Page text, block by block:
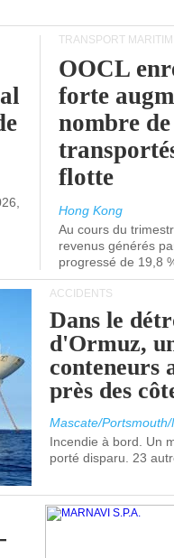
TRANSPORT
OOCL
forte
nombre
flotte
Hong Kong
Au cours du
revenus générés
progressé de 19,8
ACCIDENTS
Dans le
d'Ormuz,
conteneurs
près des
Mascate/
Incendie à bord. Un
porté disparu. 23